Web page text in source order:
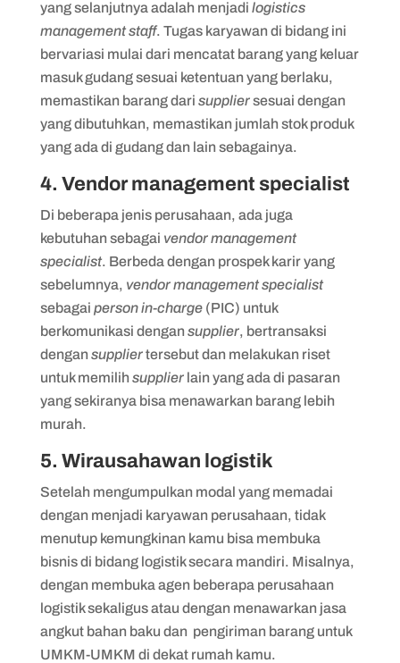
yang selanjutnya adalah menjadi logistics
management staff. Tugas karyawan di bidang ini
bervariasi mulai dari mencatat barang yang keluar
masuk gudang sesuai ketentuan yang berlaku,
memastikan barang dari suppliersesuai dengan
yang dibutuhkan, memastikan jumlah stok produk
yang ada di gudang dan lain sebagainya.
4. Vendor management specialist
Di beberapa jenis perusahaan, ada juga
kebutuhan sebagai vendor management
specialist. Berbeda dengan prospek karir yang
sebelumnya, vendor management specialist
sebagai person in-charge(PIC) untuk
berkomunikasi dengansupplier, bertransaksi
dengansuppliertersebut dan melakukan riset
untuk memilihsupplierlain yang ada di pasaran
yang sekiranya bisa menawarkan barang lebih
murah.
5. Wirausahawan logistik
Setelah mengumpulkan modal yang memadai
dengan menjadi karyawan perusahaan, tidak
menutup kemungkinan kamu bisa membuka
bisnis di bidang logistik secara mandiri. Misalnya,
dengan membuka agen beberapa perusahaan
logistik sekaligus atau dengan menawarkan jasa
angkut bahan baku dan pengiriman barang untuk
UMKM-UMKM di dekat rumah kamu.